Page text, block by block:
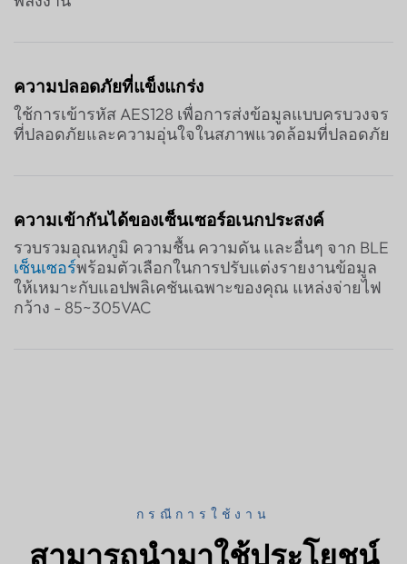
ความปลอดภัยที่แข็งแกร่ง
ใช้การเข้ารหัส AES128 เพื่อการส่งข้อมูลแบบครบวงจร
ที่ปลอดภัยและความอุ่นใจในสภาพแวดล้อมที่ปลอดภัย
ความเข้ากันได้ของเซ็นเซอร์อเนกประสงค์
รวบรวมอุณหภูมิ ความชื้น ความดัน และอื่นๆ จาก BLE
เซ็นเซอร์พร้อมตัวเลือกในการปรับแต่งรายงานข้อมูล
ให้เหมาะกับแอปพลิเคชันเฉพาะของคุณ แหล่งจ่ายไฟ
กว้าง - 85~305VAC
กรณีการใช้งาน
สามารถนำมาใช้ประโยชน์